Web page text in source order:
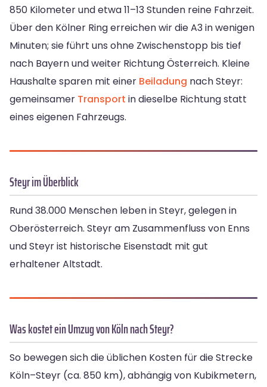
850 Kilometer und etwa 11–13 Stunden reine Fahrzeit.
Über den Kölner Ring erreichen wir die A3 in wenigen
Minuten; sie führt uns ohne Zwischenstopp bis tief
nach Bayern und weiter Richtung Österreich. Kleine
Haushalte sparen mit einer Beiladung nach Steyr:
gemeinsamer Transport in dieselbe Richtung statt
eines eigenen Fahrzeugs.
Steyr im Überblick
Rund 38.000 Menschen leben in Steyr, gelegen in
Oberösterreich. Steyr am Zusammenfluss von Enns
und Steyr ist historische Eisenstadt mit gut
erhaltener Altstadt.
Was kostet ein Umzug von Köln nach Steyr?
So bewegen sich die üblichen Kosten für die Strecke
Köln–Steyr (ca. 850 km), abhängig von Kubikmetern,